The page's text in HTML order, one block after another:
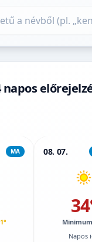
napos
MA 08. 07.
Napos